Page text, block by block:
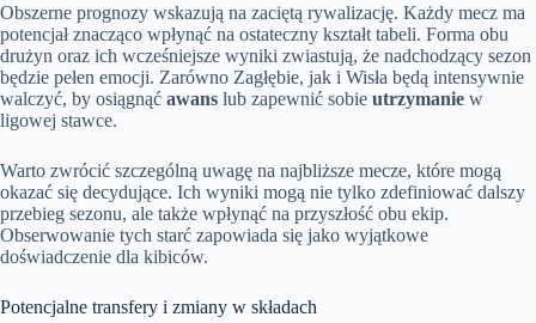
Obszerne prognozy wskazują na zaciętą rywalizację. Każdy mecz ma
potencjał znacząco wpłynąć na ostateczny kształt tabeli. Forma obu
drużyn oraz ich wcześniejsze wyniki zwiastują, że nadchodzący sezon
będzie pełen emocji. Zarówno Zagłębie, jak i Wisła będą intensywnie
walczyć, by osiągnąć awans lub zapewnić sobie utrzymanie w
ligowej stawce.
Warto zwrócić szczególną uwagę na najbliższe mecze, które mogą
okazać się decydujące. Ich wyniki mogą nie tylko zdefiniować dalszy
przebieg sezonu, ale także wpłynąć na przyszłość obu ekip.
Obserwowanie tych starć zapowiada się jako wyjątkowe
doświadczenie dla kibiców.
Potencjalne transfery i zmiany w składach